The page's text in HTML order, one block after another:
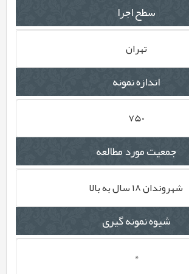
سطح اجرا
تهران
اندازه نمونه
750
جمعیت مورد مطالعه
شهروندان 18 سال به بالا
شیوه نمونه گیری
*